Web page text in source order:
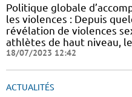
Politique globale
les violences : Depuis
révélation de violences
athlètes de haut niveau,
18/07/2023 12:42
ACTUALITÉS